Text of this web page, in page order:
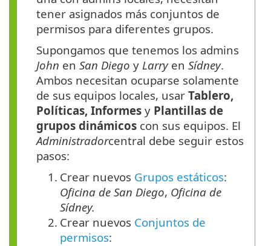
tener asignados más conjuntos de
permisos para diferentes grupos.
Supongamos que tenemos los admins
John en San Diego y Larryen Sídney.
Ambos necesitan ocuparse solamente
de sus equipos locales, usar Tablero,
Políticas, Informes y Plantillas de
grupos dinámicos con sus equipos. El
Administradorcentral debe seguir estos
pasos:
1. Crear nuevos Grupos estáticos:
Oficina de San Diego, Oficina de
Sídney.
2. Crear nuevos Conjuntos de
permisos: